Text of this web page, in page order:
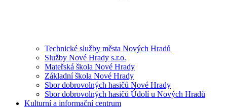
Technické služby města Nových Hradů
Služby Nové Hrady s.r.o.
Mateřská škola Nové Hrady
Základní škola Nové Hrady
Sbor dobrovolných hasičů Nové Hrady
Sbor dobrovolných hasičů Údolí u Nových Hradů
Kulturní a informační centrum